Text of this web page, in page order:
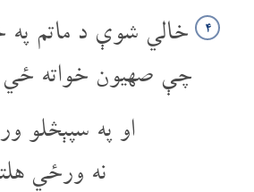
۴ خالي شوې د ماتم په
چې صهیون خواته ځي
او په سپېڅلو
نه ورځي